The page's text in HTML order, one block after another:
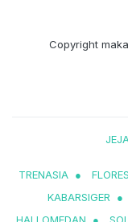
Copyright
TRENASIA ●
KABARSIGER
●